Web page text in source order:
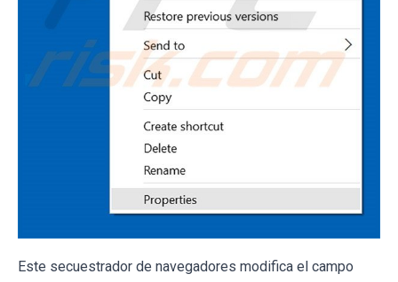
Este secuestrador de navegadores modifica el campo